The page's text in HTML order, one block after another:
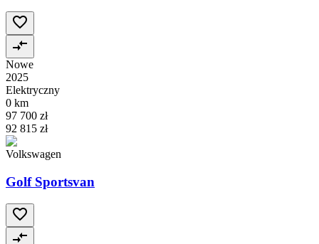
Nowe
2025
Elektryczny
0 km
97 700 zł
92 815 zł
Volkswagen
Golf Sportsvan